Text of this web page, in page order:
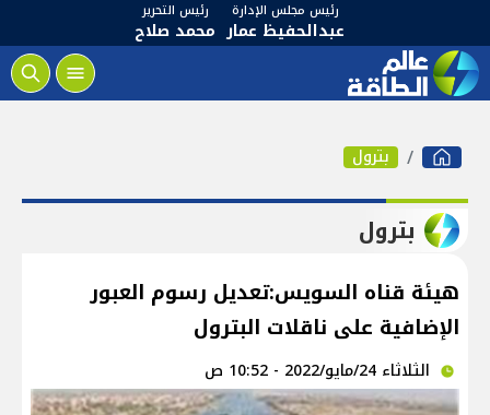
رئيس مجلس الإدارة
عبدالحفيظ عمار
رئيس التحرير
محمد صلاح
بترول
بترول
هيئة قناه السويس:تعديل رسوم العبور
الإضافية على ناقلات البترول
الثلاثاء 24/مايو/2022 - 10:52 ص